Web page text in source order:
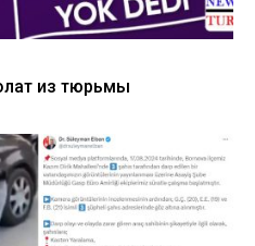
из тюрьмы